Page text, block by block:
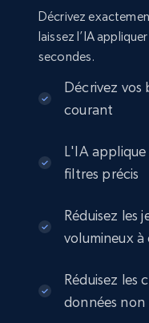
info, Stars,
eCommerce
2.5K+
URL, Product id,
Seller reviews,
eCommerce
Décrivez
laissez l’IA
secondes.
Décrivez vos
courant
L'IA
filtres précis
Réduisez les
volumineux
Réduisez les
données